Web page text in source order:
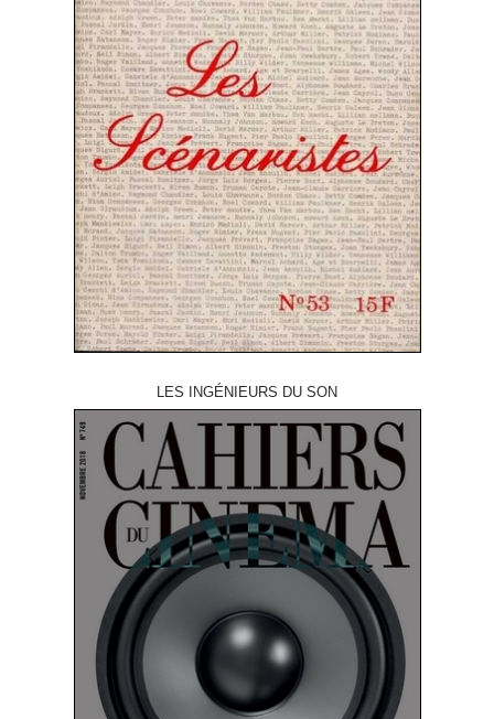
LES INGÉNIEURS DU SON